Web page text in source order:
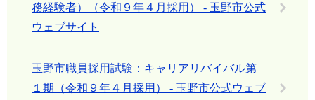
務経験者）（令和９年４月採用） - 玉野市公式
ウェブサイト
玉野市職員採用試験：キャリアリバイバル第
１期（令和９年４月採用） - 玉野市公式ウェブ